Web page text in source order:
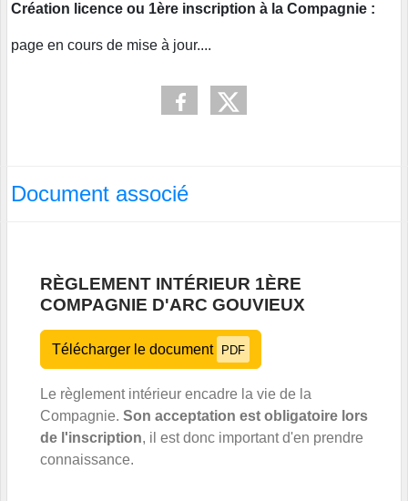
Création licence ou 1ère inscription à la Compagnie :
page en cours de mise à jour....
Document associé
RÈGLEMENT INTÉRIEUR 1ÈRE
COMPAGNIE D'ARC GOUVIEUX
Télécharger le document PDF
Le règlement intérieur encadre la vie de la
Compagnie. Son acceptation est obligatoire lors
de l'inscription, il est donc important d'en prendre
connaissance.